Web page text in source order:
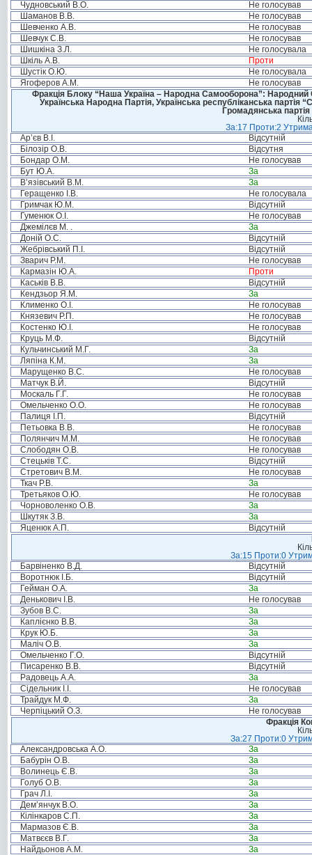
Чудновський В.О.
Не голосував
Шаманов В.В.
Не голосував
Шевченко А.В.
Не голосував
Шевчук С.В.
Не голосував
Шишкіна З.Л.
Не голосувала
Шкіль А.В.
Проти
Шустік О.Ю.
Не голосувала
Ягоферов А.М.
Не голосував
Фракція Блоку “Наша Україна – Народна Самооборона”: Народний
Українська Народна Партія, Українська республіканська
Громадянська
За:17 Проти:2
Ар’єв В.І.
Відсутній
Білозір О.В.
Відсутня
Бондар О.М.
Не голосував
Бут Ю.А.
За
В’язівський В.М.
За
Геращенко І.В.
Не голосувала
Гримчак Ю.М.
Відсутній
Гуменюк О.І.
Не голосував
Джемілєв М. .
За
Доній О.С.
Відсутній
Жебрівський П.І.
Відсутній
Зварич Р.М.
Не голосував
Кармазін Ю.А.
Проти
Каськів В.В.
Відсутній
Кендзьор Я.М.
За
Клименко О.І.
Не голосував
Князевич Р.П.
Не голосував
Костенко Ю.І.
Не голосував
Круць М.Ф.
Відсутній
Кульчинський М.Г.
За
Ляпіна К.М.
За
Марущенко В.С.
Не голосував
Матчук В.Й.
Відсутній
Москаль Г.Г.
Не голосував
Омельченко О.О.
Не голосував
Палиця І.П.
Відсутній
Петьовка В.В.
Не голосував
Полянчич М.М.
Не голосував
Слободян О.В.
Не голосував
Стецьків Т.С.
Відсутній
Стретович В.М.
Не голосував
Ткач Р.В.
За
Третьяков О.Ю.
Не голосував
Чорноволенко О.В.
За
Шкутяк З.В.
За
Яценюк А.П.
Відсутній
За:15 Проти:0
Барвіненко В.Д.
Відсутній
Воротнюк І.Б.
Відсутній
Гейман О.А.
За
Денькович І.В.
Не голосував
Зубов В.С.
За
Каплієнко В.В.
За
Крук Ю.Б.
За
Маліч О.В.
За
Омельченко Г.О.
Відсутній
Писаренко В.В.
Відсутній
Радовець А.А.
За
Сідельник І.І.
Не голосував
Трайдук М.Ф.
За
Черпіцький О.З.
Не голосував
Фракція
За:27 Проти:0
Александровська А.О.
За
Бабурін О.В.
За
Волинець Є.В.
За
Голуб О.В.
За
Грач Л.І.
За
Дем’янчук В.О.
За
Кілінкаров С.П.
За
Мармазов Є.В.
За
Матвєєв В.Г.
За
Найдьонов А.М.
За